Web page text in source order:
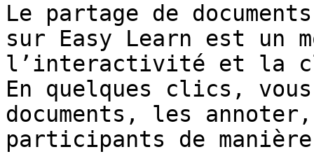
Le partage de
sur Easy Learn est un
l’interactivité et la
En quelques clics,
documents, les